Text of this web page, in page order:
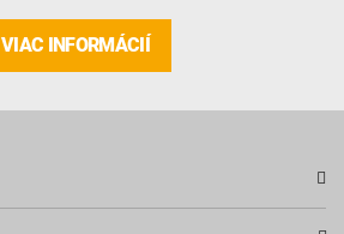
VIAC INFORMÁCIÍ